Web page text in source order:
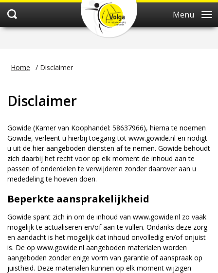
Menu
Home / Disclaimer
Disclaimer
Gowide (Kamer van Koophandel: 58637966), hierna te noemen
Gowide, verleent u hierbij toegang tot www.gowide.nl en nodigt
u uit de hier aangeboden diensten af te nemen. Gowide behoudt
zich daarbij het recht voor op elk moment de inhoud aan te
passen of onderdelen te verwijderen zonder daarover aan u
mededeling te hoeven doen.
Beperkte aansprakelijkheid
Gowide spant zich in om de inhoud van www.gowide.nl zo vaak
mogelijk te actualiseren en/of aan te vullen. Ondanks deze zorg
en aandacht is het mogelijk dat inhoud onvolledig en/of onjuist
is. De op www.gowide.nl aangeboden materialen worden
aangeboden zonder enige vorm van garantie of aanspraak op
juistheid. Deze materialen kunnen op elk moment wijzigen